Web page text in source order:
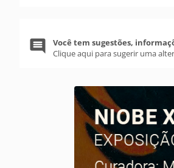
Você tem sugestões,
Clique aqui para sugerir uma